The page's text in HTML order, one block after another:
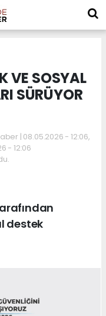
VE SOSYAL
SÜRÜYOR
| 08.05.2026 - 12:06,
- 12:06
destek